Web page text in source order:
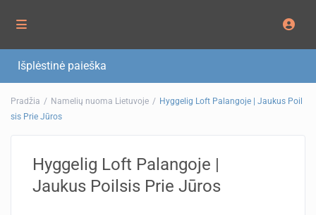
Išplėstinė paieška
Pradžia Namelių nuoma Lietuvoje
Hyggelig Loft Palangoje | Jaukus Poil
sis Prie Jūros
Hyggelig Loft Palangoje |
Jaukus Poilsis Prie Jūros